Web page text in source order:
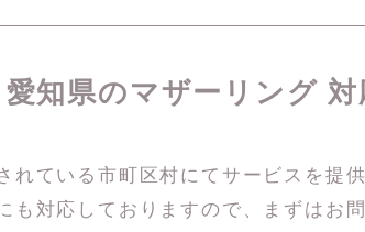
愛知県のマザーリング
れている市町区村にてサービスを 提
も対応しておりますので、
まずはお